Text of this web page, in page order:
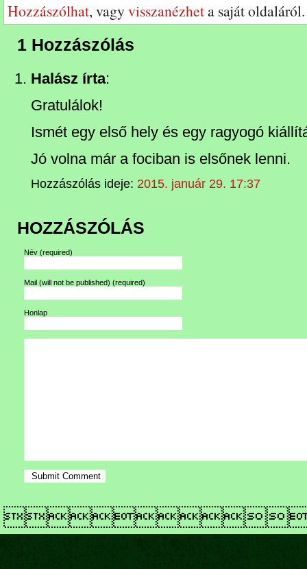
Hozzászólhat, vagyvisszanézheta saját oldaláról.
1 Hozzászólás
Halász írta:
Gratulálok!
Ismét egy első hely és egy ragyogó
Jó volna már a fociban is elsőnek lenni.
Hozzászólás ideje: 2015. január 29. 17:37
HOZZÁSZÓLÁS
Név (required)
Mail (will not be published) (required)
Honlap